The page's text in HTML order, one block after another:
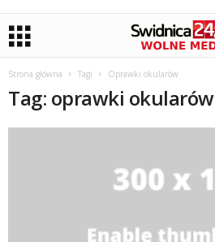
Strona główna Tagi Oprawki okularów
Tag: oprawki okularów